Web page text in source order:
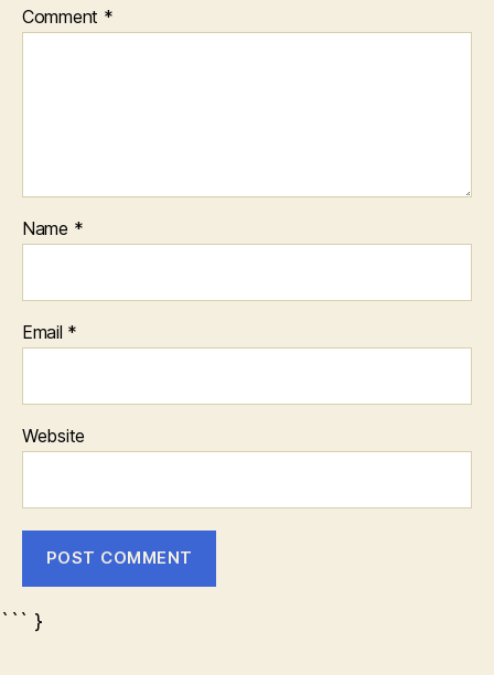
Comment *
Name *
Email *
Website
``` }